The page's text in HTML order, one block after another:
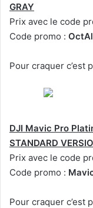
GRAY
Prix avec le code
Code promo :
Pour craquer c’est
DJI Mavic Pro
STANDARD
Prix avec le code
Code promo :
Pour craquer c’est